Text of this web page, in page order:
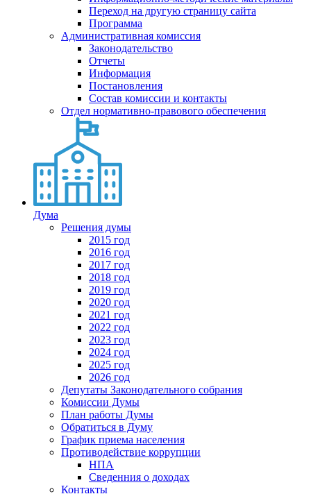
Переход на другую страницу сайта
Программа
Административная комиссия
Законодательство
Отчеты
Информация
Постановления
Состав комиссии и контакты
Отдел нормативно-правового обеспечения
Дума
Решения думы
2015 год
2016 год
2017 год
2018 год
2019 год
2020 год
2021 год
2022 год
2023 год
2024 год
2025 год
2026 год
Депутаты Законодательного собрания
Комиссии Думы
План работы Думы
Обратиться в Думу
График приема населения
Противодействие коррупции
НПА
Сведенния о доходах
Контакты